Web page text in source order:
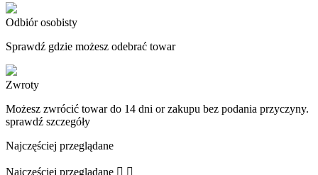
Odbiór osobisty
Sprawdź gdzie możesz odebrać towar
Zwroty
Możesz zwrócić towar do 14 dni or zakupu bez podania przyczyny.
sprawdź szczegóły
Najczęściej przeglądane
Najczęściej przeglądane  